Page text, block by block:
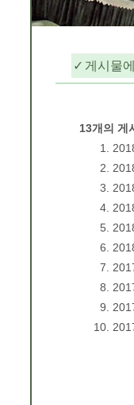
게시물
13개의 게